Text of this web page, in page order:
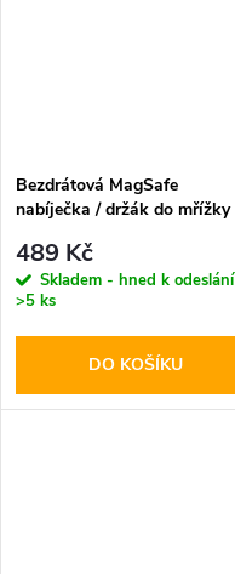
Bezdrátová MagSafe
nabíječka / držák do mřížky
489 Kč
Skladem - hned k odeslání
>5 ks
DO KOŠÍKU